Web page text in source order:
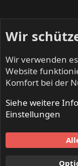
ANGEL CITY -
Wir
Wir verwenden
Website
Komfort bei der
Siehe weitere
Einstellungen